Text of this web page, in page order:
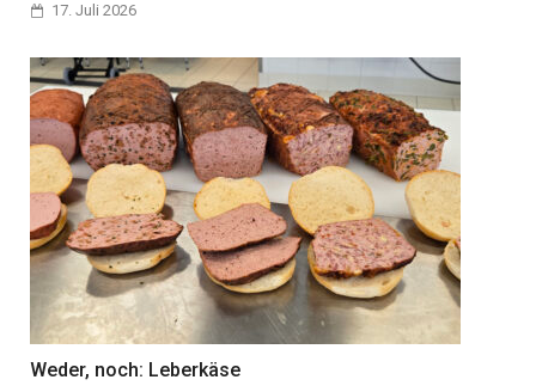
17. Juli 2026
Weder, noch: Leberkäse